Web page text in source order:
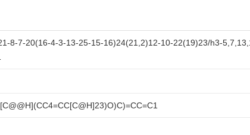
8-7-20(16-4-3-13-25-15-16)24(21,2)12-10-22(19)23/h3-